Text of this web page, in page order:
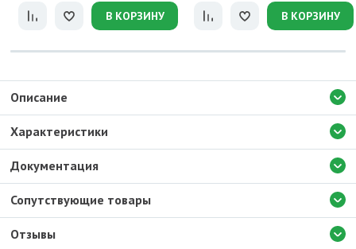
В КОРЗИНУ В КОРЗИНУ
Описание
Характеристики
Документация
Сопутствующие товары
Отзывы